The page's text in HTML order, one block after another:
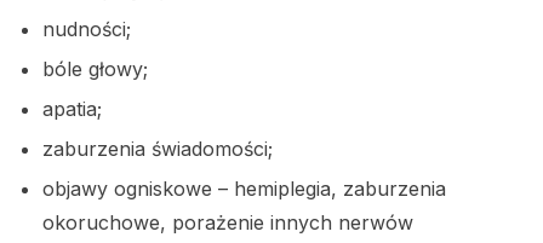
nudności;
bóle głowy;
apatia;
zaburzenia świadomości;
objawy ogniskowe – hemiplegia, zaburzenia
okoruchowe, porażenie innych nerwów